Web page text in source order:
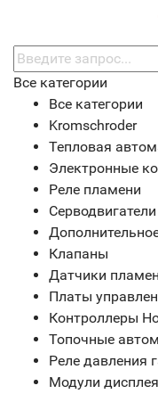
Все категории
Все категории
Kromschroder
Тепловая
Электронные
Реле пламени
Серводвигатели
Клапаны
Датчики
Платы
Контроллеры
Топочные
Реле давления
Модули